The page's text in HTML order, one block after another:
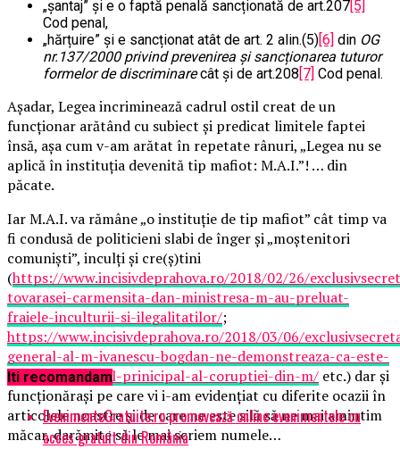
„șantaj” și e o faptă penală sancționată de art.207 [5]
Cod penal,
„hărțuire” și e sancționat atât de art. 2 alin.(5)[6] din OG
nr.137/2000 privind prevenirea și sancționarea tuturor
formelor de discriminarecât și de art.208[7] Cod penal.
Așadar, Legea incriminează cadrul ostil creat de un
funcționar arătând cu subiect și predicat limitele faptei
însă, așa cum v-am arătat în repetate rânuri, „Legea nu se
aplică în instituția devenită tip mafiot: M.A.I.”! … din
păcate.
Iar M.A.I. va rămâne „o instituție de tip mafiot” cât timp va
fi condusă de politicieni slabi de înger și „moștenitori
comuniști”, inculți și cre(ș)tini
(https://www.incisivdeprahova.ro/2018/02/26/
tovarasei-carmensita-dan-ministresa-m-au-preluat-
fraiele-inculturii-si-ilegalitatilor/;
https://www.incisivdeprahova.ro/2018/03/06/
general-al-m-ivanescu-bogdan-ne-demonstreaza-ca-este-
musamalizatorul-prinicipal-al-coruptiei-din-m/ etc.) dar și
funcționărași pe care vi i-am evidențiat cu diferite ocazii în
articolele noastre și de care ne este silă să ne mai amintim
măcar, darămite să le mai scriem numele…
Iti recomandam
EvenimenteGratuite.ro promovează online evenimentele cu
acces gratuit din România